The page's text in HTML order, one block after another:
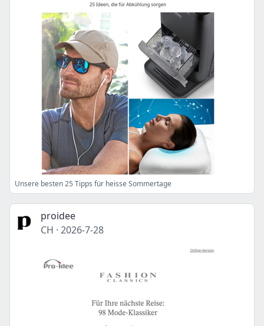
Unsere besten 25 Tipps für heisse Sommertage
proidee
CH · 2026-7-28